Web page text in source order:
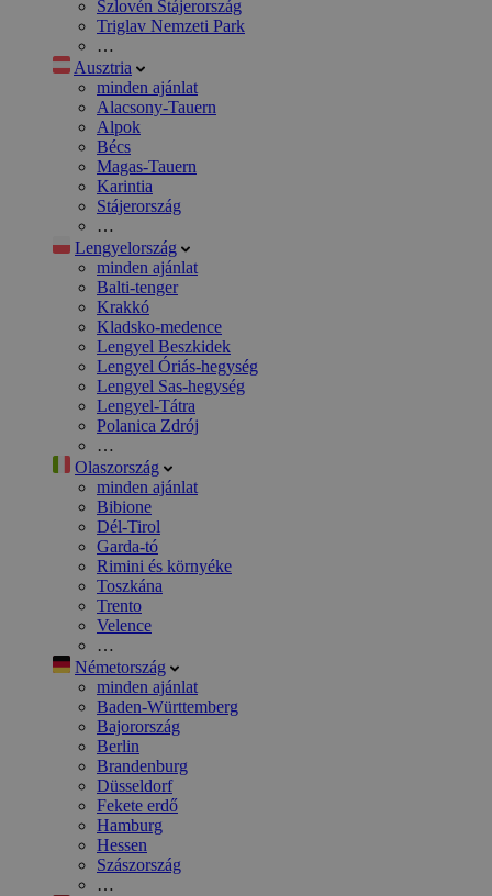
Szlovén Stájerország
Triglav Nemzeti Park
…
Ausztria
minden ajánlat
Alacsony-Tauern
Alpok
Bécs
Magas-Tauern
Karintia
Stájerország
…
Lengyelország
minden ajánlat
Balti-tenger
Krakkó
Kladsko-medence
Lengyel Beszkidek
Lengyel Óriás-hegység
Lengyel Sas-hegység
Lengyel-Tátra
Polanica Zdrój
…
Olaszország
minden ajánlat
Bibione
Dél-Tirol
Garda-tó
Rimini és környéke
Toszkána
Trento
Velence
…
Németország
minden ajánlat
Baden-Württemberg
Bajorország
Berlin
Brandenburg
Düsseldorf
Fekete erdő
Hamburg
Hessen
Szászország
…